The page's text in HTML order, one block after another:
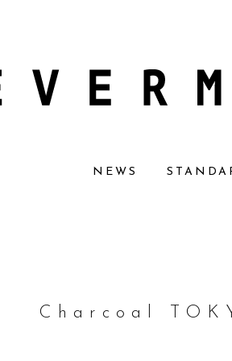
NEWS
Charcoal